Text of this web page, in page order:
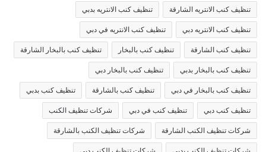
تنظيف كنب الانتريه الشارقة تنظيف كنب الانتريه بدبي
تنظيف كنب الانتريه دبي تنظيف كنب الانتريه في دبي
تنظيف كنب الشارقة تنظيف كنب بالبخار تنظيف كنب بالبخار الشارقة
تنظيف كنب بالبخار بدبي تنظيف كنب بالبخار دبي
تنظيف كنب بالبخار في دبي تنظيف كنب بالشارقة تنظيف كنب بدبي
تنظيف كنب دبي تنظيف كنب في دبي شركات تنظيف الكنب
شركات تنظيف الكنب الشارقة شركات تنظيف الكنب بالشارقة